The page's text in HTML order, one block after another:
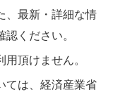
、最新・詳細な情
ください。
頂けません。
ては、経済産業省